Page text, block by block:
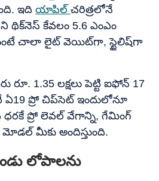
ఇది యాపిల్ చరిత్రలోనే
థిక్​నెస్​ కేవలం 5.6 ఎంఎం
చాలా లైట్ వెయిట్‌గా, స్టైలిష్‌గా
రూ. 1.35 లక్షలు పెట్టి ఐఫోన్ 17
ప్రో చిప్‌సెట్ ఇందులోనూ
ధరకే ప్రో లెవల్ వేగాన్ని, గేమింగ్
మీకు అందిస్తుంది.
లోపాలను